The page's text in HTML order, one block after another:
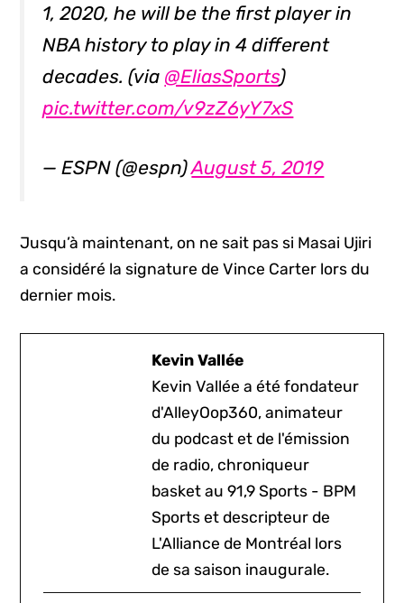
1, 2020, he will be the first player in
NBA history to play in 4 different
decades. (via @EliasSports)
pic.twitter.com/v9zZ6yY7xS
— ESPN (@espn)August 5, 2019
Jusqu’à maintenant, on ne sait pas si Masai Ujiri
a considéré la signature de Vince Carter lors du
dernier mois.
Kevin Vallée
Kevin Vallée a été fondateur
d'AlleyOop360, animateur
du podcast et de l'émission
de radio, chroniqueur
basket au 91,9 Sports - BPM
Sports et descripteur de
L'Alliance de Montréal lors
de sa saison inaugurale.